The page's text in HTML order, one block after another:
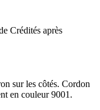
Crédités après
sur les côtés. Cordon
en couleur 9001.